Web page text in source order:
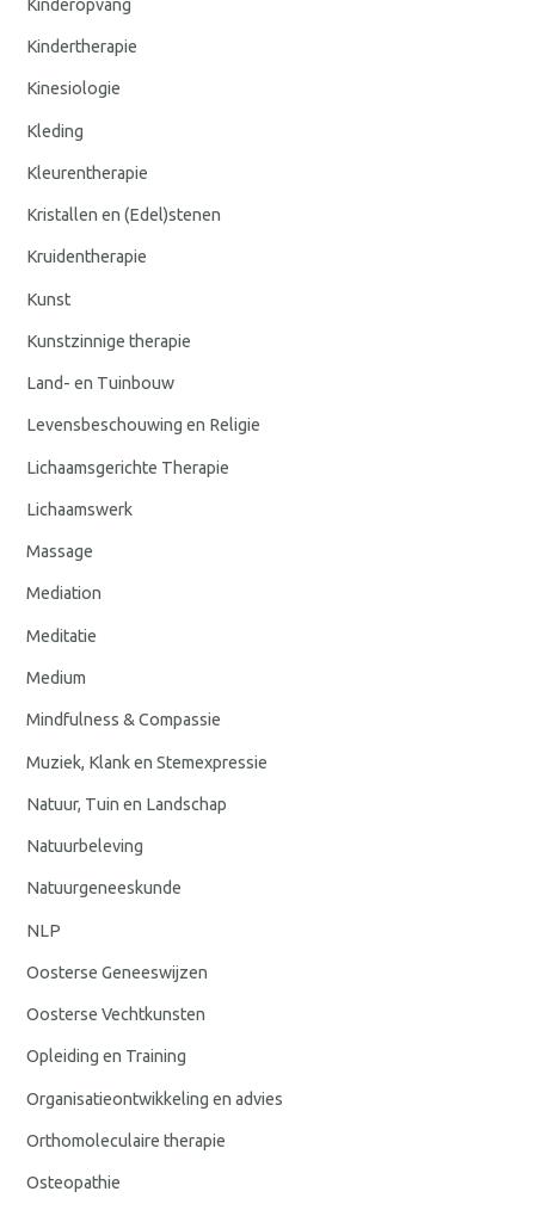
Kinderopvang
Kindertherapie
Kinesiologie
Kleding
Kleurentherapie
Kristallen en (Edel)stenen
Kruidentherapie
Kunst
Kunstzinnige therapie
Land- en Tuinbouw
Levensbeschouwing en Religie
Lichaamsgerichte Therapie
Lichaamswerk
Massage
Mediation
Meditatie
Medium
Mindfulness & Compassie
Muziek, Klank en Stemexpressie
Natuur, Tuin en Landschap
Natuurbeleving
Natuurgeneeskunde
NLP
Oosterse Geneeswijzen
Oosterse Vechtkunsten
Opleiding en Training
Organisatieontwikkeling en advies
Orthomoleculaire therapie
Osteopathie